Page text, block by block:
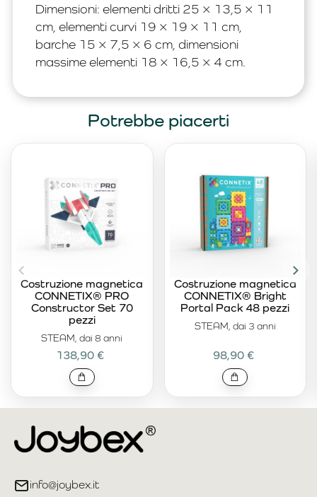
Dimensioni: elementi dritti 25 × 13,5 × 11
cm, elementi curvi 19 × 19 × 11 cm,
barche 15 × 7,5 × 6 cm, dimensioni
massime elementi 18 × 16,5 × 4 cm.
Potrebbe piacerti
STEAM, dai 8 anni
Costruzione magnetica
CONNETIX® PRO
Constructor Set 70
pezzi
138,90 €
STEAM, dai 3 anni
Costruzione magnetica
CONNETIX® Bright
Portal Pack 48 pezzi
98,90 €
info@joybex.it